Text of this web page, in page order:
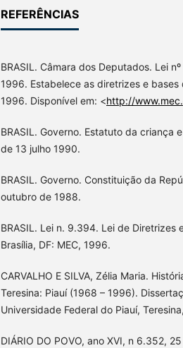
REFERÊNCIAS
BRASIL. Câmara dos Deputados. Lei
1996. Estabelece as diretrizes e bases
1996. Disponível em: <http://
BRASIL. Governo. Estatuto da
de 13 julho 1990.
BRASIL. Governo. Constituição da
outubro de 1988.
BRASIL. Lei n. 9.394. Lei de Diretrizes
Brasília, DF: MEC, 1996.
CARVALHO E SILVA, Zélia Maria.
Teresina: Piauí (1968 – 1996).
Universidade Federal do Piauí,
DIÁRIO DO POVO, ano XVI, n 6.352,